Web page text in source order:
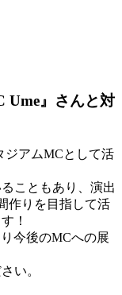
Ume』さんと対
ジアムMCとして活
こともあり、演出
作りを目指して活
！
今後のMCへの展
い。